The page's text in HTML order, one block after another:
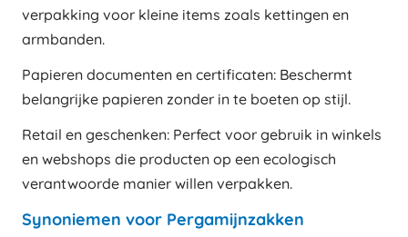
verpakking voor kleine items zoals kettingen en
armbanden.
Papieren documenten en certificaten: Beschermt
belangrijke papieren zonder in te boeten op stijl.
Retail en geschenken: Perfect voor gebruik in winkels
en webshops die producten op een ecologisch
verantwoorde manier willen verpakken.
Synoniemen voor Pergamijnzakken